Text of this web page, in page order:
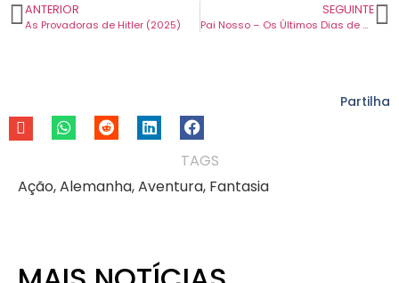
ANTERIOR
As Provadoras de Hitler (2025)
SEGUINTE
Pai Nosso – Os Últimos Dias de Salazar (2025)
Partilha
TAGS
Ação,Alemanha,Aventura, Fantasia